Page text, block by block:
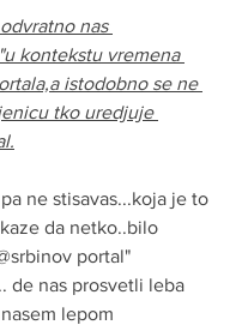
nas
kontekstu vremena
istodobno se ne
tko uredjuje
ne stisavas...koja je to
da netko..bilo
portal"
de nas prosvetli leba
lepom